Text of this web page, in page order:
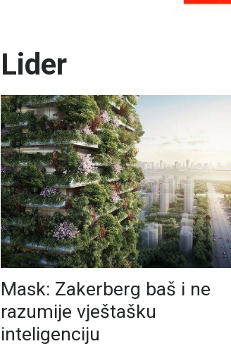
Lider
Mask: Zakerberg baš i ne
razumije vještašku
inteligenciju